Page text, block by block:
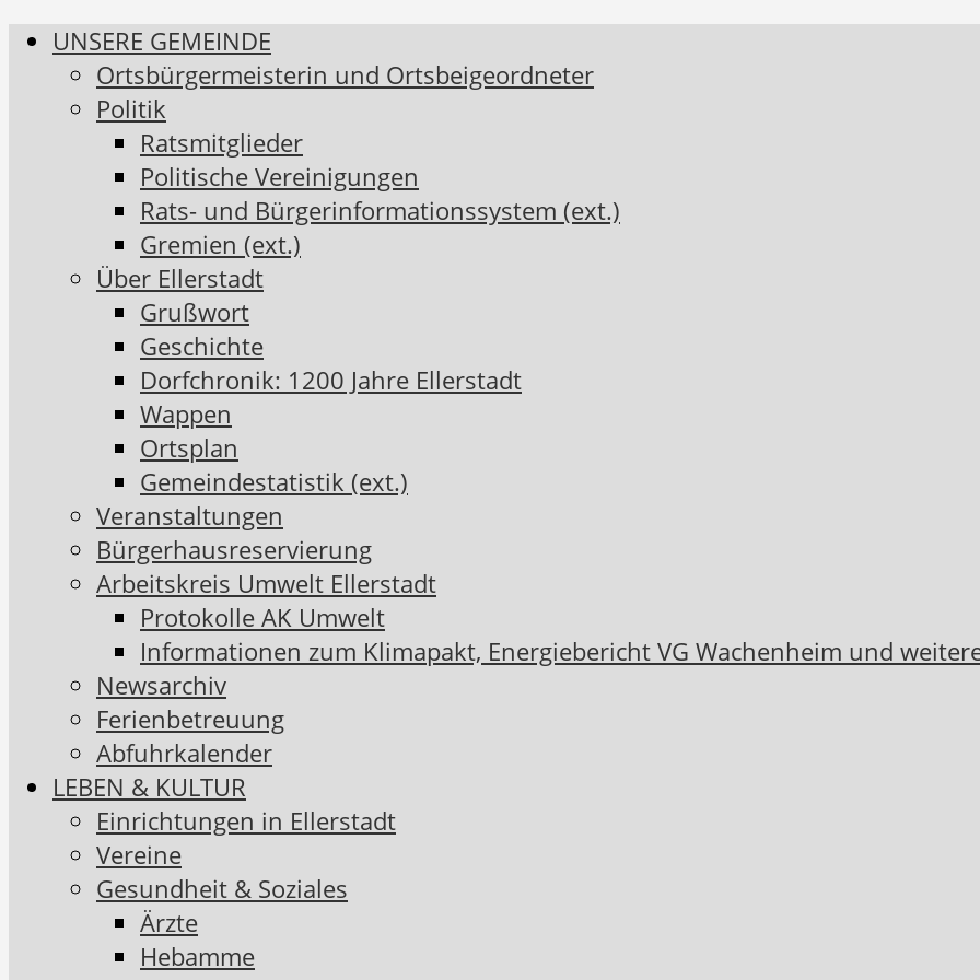
UNSERE GEMEINDE
Ortsbürgermeisterin und Ortsbeigeordneter
Politik
Ratsmitglieder
Politische Vereinigungen
Rats- und Bürgerinformationssystem (ext.)
Gremien (ext.)
Über Ellerstadt
Grußwort
Geschichte
Dorfchronik: 1200 Jahre Ellerstadt
Wappen
Ortsplan
Gemeindestatistik (ext.)
Veranstaltungen
Bürgerhausreservierung
Arbeitskreis Umwelt Ellerstadt
Protokolle AK Umwelt
Informationen zum Klimapakt, Energiebericht VG Wachenheim und
Newsarchiv
Ferienbetreuung
Abfuhrkalender
LEBEN & KULTUR
Einrichtungen in Ellerstadt
Vereine
Gesundheit & Soziales
Ärzte
Hebamme